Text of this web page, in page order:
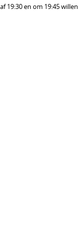
19:30 en om 19:45